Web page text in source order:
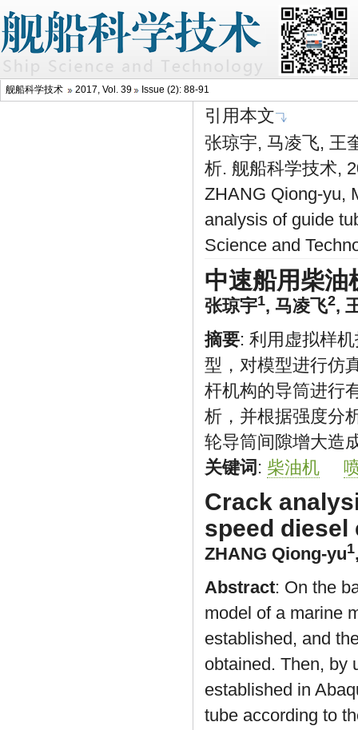
舰船科学技术 2017, Vol. 39 Issue (2): 88-91
引用本文
张琼宇, 马凌飞, 王
析. 舰船科学技术,
ZHANG Qiong-yu,
analysis of guide
Science and
中速船用柴油
张琼宇1, 马凌飞2,
摘要: 利用虚拟样
型，对模型进行仿
杆机构的导筒进行
析，并根据强度分
轮导筒间隙增大造
关键词 : 柴油机
Crack
speed diesel
ZHANG Qiong-yu1
Abstract: On the
model of a marine
established, and
obtained. Then, by
established in
tube according to